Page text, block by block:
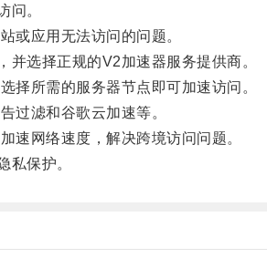
问。
应用无法访问的问题。
选择正规的V2加速器服务提供商。
所需的服务器节点即可加速访问。
滤和谷歌云加速等。
网络速度，解决跨境访问问题。
保护。